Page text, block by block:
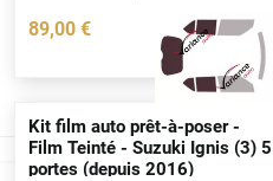
89,00 €
2367-SUZ
Kit film auto prêt-à-poser -
Film Teinté - Suzuki Ignis (3) 5
portes(depuis2016)